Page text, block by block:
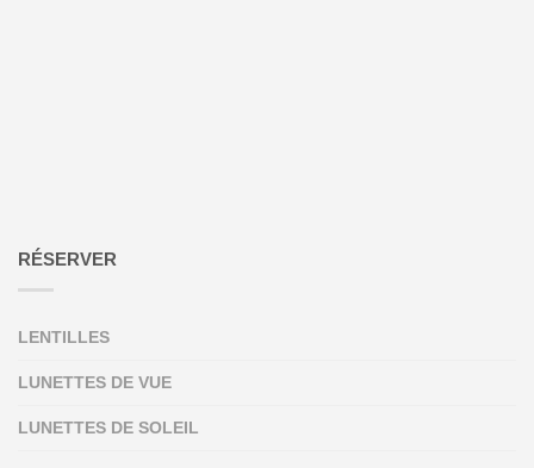
RÉSERVER
LENTILLES
LUNETTES DE VUE
LUNETTES DE SOLEIL